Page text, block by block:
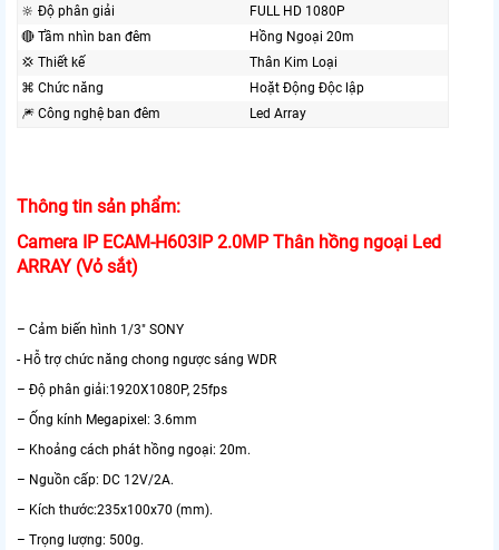
🔆 Độ phân giải
FULL HD 1080P
🔴 Tầm nhìn ban đêm
Hồng Ngoại 20m
💢 Thiết kế
Thân Kim Loại
⌘ Chức năng
Hoặt Động Độc lập
🎆 Công nghệ ban đêm
Led Array
Thông tin sản phẩm:
Camera IP ECAM-H603IP 2.0MP Thân hồng ngoại Led
ARRAY (Vỏ sắt)
– Cảm biến hình 1/3″ SONY
- Hỗ trợ chức năng chong ngược sáng WDR
– Độ phân giải:1920X1080P, 25fps
– Ống kính Megapixel: 3.6mm
– Khoảng cách phát hồng ngoại: 20m.
– Nguồn cấp: DC 12V/2A.
– Kích thước:235x100x70 (mm).
– Trọng lượng: 500g.